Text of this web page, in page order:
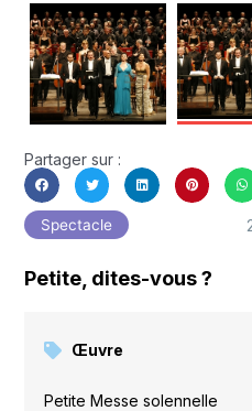
Partager sur :
Spectacle
Petite, dites-vous ?
Œuvre
Petite Messe solennelle